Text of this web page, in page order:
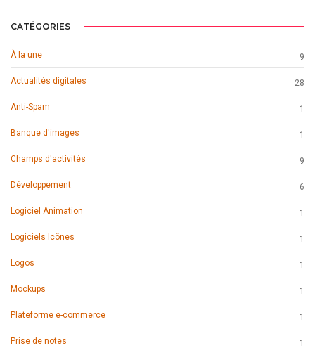
CATÉGORIES
À la une 9
Actualités digitales 28
Anti-Spam 1
Banque d'images 1
Champs d'activités 9
Développement 6
Logiciel Animation 1
Logiciels Icônes 1
Logos 1
Mockups 1
Plateforme e-commerce 1
Prise de notes 1